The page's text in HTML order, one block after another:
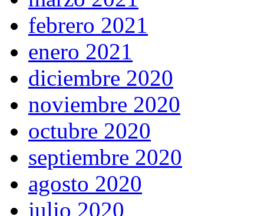
febrero 2021
enero 2021
diciembre 2020
noviembre 2020
octubre 2020
septiembre 2020
agosto 2020
julio 2020